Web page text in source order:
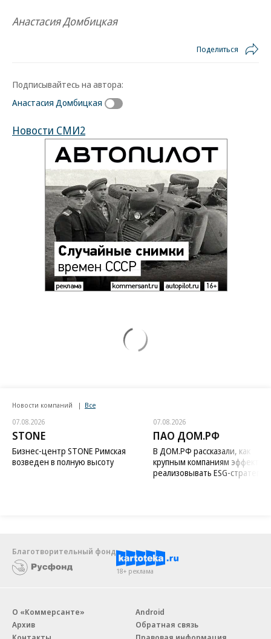
Анастасия Домбицкая
Поделиться
Подписывайтесь на автора:
Анастасия Домбицкая
Новости СМИ2
Новости компаний Все
07.08.2026
STONE
Бизнес-центр STONE Римская
возведен в полную высоту
07.08.2026
ПАО ДОМ.РФ
В ДОМ.РФ рассказали, как
крупным компаниям
реализовывать ESG-стратегию
Благотворительный фонд
18+ реклама
О «Коммерсанте»
Архив
Android
Обратная связь